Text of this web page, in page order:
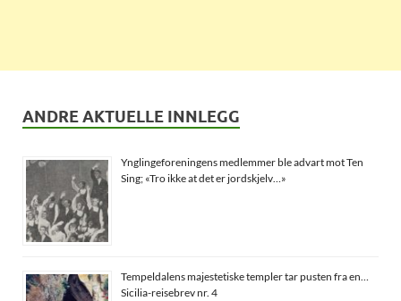
ANDRE AKTUELLE INNLEGG
Ynglingeforeningens medlemmer ble advart mot Ten
Sing; «Tro ikke at det er jordskjelv…»
Tempeldalens majestetiske templer tar pusten fra en…
Sicilia-reisebrev nr. 4